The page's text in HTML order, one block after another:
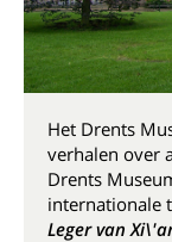
Het Drents
verhalen over
Drents
internationale
Leger van